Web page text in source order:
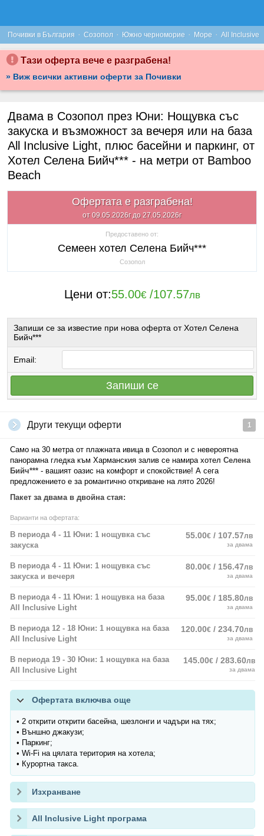
Почивки в България · Созопол · Южно черноморие · Море · All Inclusive
Тази оферта вече е разграбена!
» Виж всички активни оферти за Почивки
Двама в Созопол през Юни: Нощувка със
закуска и възможност за вечеря или на база
All Inclusive Light, плюс басейни и паркинг, от
Хотел Селена Бийч*** - на метри от Bamboo
Beach
Офертата е разграбена!
от 09.05.2026г до 27.05.2026г
Предоставено от:
Семеен хотел Селена Бийч***
Созопол
Цени от:55.00€/107.57лв
Запиши се за известие при нова оферта от Хотел Селена
Бийч***
Email:
Запиши се
Други текущи оферти 1
Само на 30 метра от плажната ивица в Созопол и с невероятна
панорамна гледка към Харманския залив се намира хотел Селена
Бийч*** - вашият оазис на комфорт и спокойствие! А сега
предложението е за романтично откриване на лято 2026!
Пакет за двама в двойна стая:
Варианти на офертата:
В периода 4 - 11 Юни: 1 нощувка със
закуска
55.00€ / 107.57лв
за двама
В периода 4 - 11 Юни: 1 нощувка със
закуска и вечеря
80.00€ / 156.47лв
за двама
В периода 4 - 11 Юни: 1 нощувка на база
All Inclusive Light
95.00€ / 185.80лв
за двама
В периода 12 - 18 Юни: 1 нощувка на база
All Inclusive Light
120.00€ / 234.70лв
за двама
В периода 19 - 30 Юни: 1 нощувка на база
All Inclusive Light
145.00€ / 283.60лв
за двама
Офертата включва още
• 2 открити открити басейна, шезлонги и чадъри на тях;
• Външно джакузи;
• Паркинг;
• Wi-Fi на цялата територия на хотела;
• Курортна такса.
Изхранване
All Inclusive Light програма